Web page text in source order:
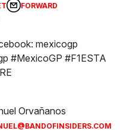
FORWARD
mexicogp
#MexicoGP #F1ESTA
Orvañanos